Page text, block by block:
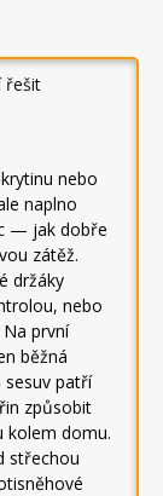
řešit
nebo
naplno
— jak dobře
zátěž.
držáky
nebo
první
běžná
sesuv patří
způsobit
kolem domu.
střechou